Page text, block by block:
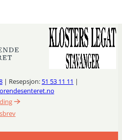
| Resepsjon: 51 53 11 11 |